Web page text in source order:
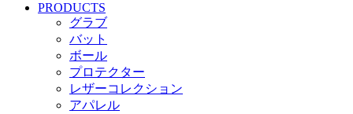
PRODUCTS
グラブ
バット
ボール
プロテクター
レザーコレクション
アパレル